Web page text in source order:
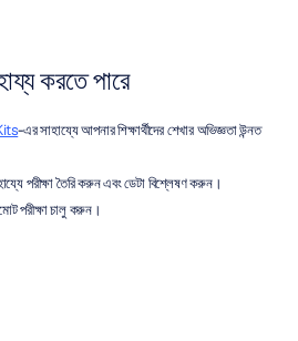
করতে পারে
-এর সাহায্যে আপনার শিক্ষার্থীদের শেখার অভিজ্ঞতা উন্নত
পরীক্ষা তৈরি করুন এবং ডেটা বিশ্লেষণ করুন।
পরীক্ষা চালু করুন।